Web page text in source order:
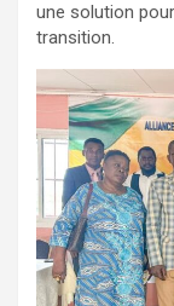
une solution
transition.